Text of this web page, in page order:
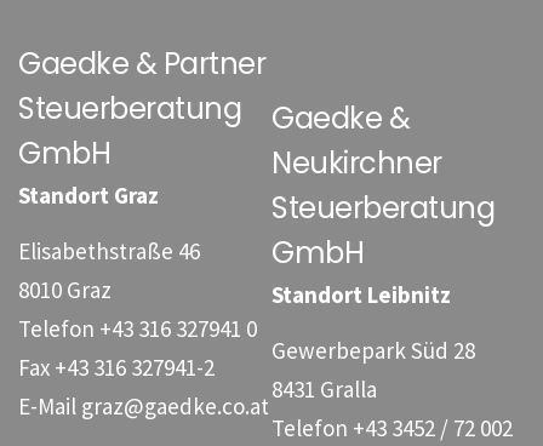
Gaedke & Partner
Steuerberatung
GmbH
Standort Graz
Elisabethstraße 46
8010 Graz
Telefon +43 316 327941 0
Fax +43 316 327941-2
E-Mail graz@gaedke.co.at
Gaedke &
Neukirchner
Steuerberatung
GmbH
Standort Leibnitz
Gewerbepark Süd 28
8431 Gralla
Telefon +43 3452 / 72 002